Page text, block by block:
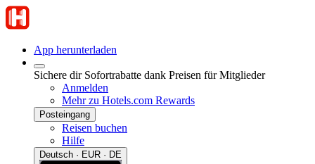
App herunterladen
Sichere dir Sofortrabatte dank Preisen für Mitglieder
Anmelden
Mehr zu Hotels.com Rewards
Posteingang
Reisen buchen
Hilfe
Deutsch · EUR · DE